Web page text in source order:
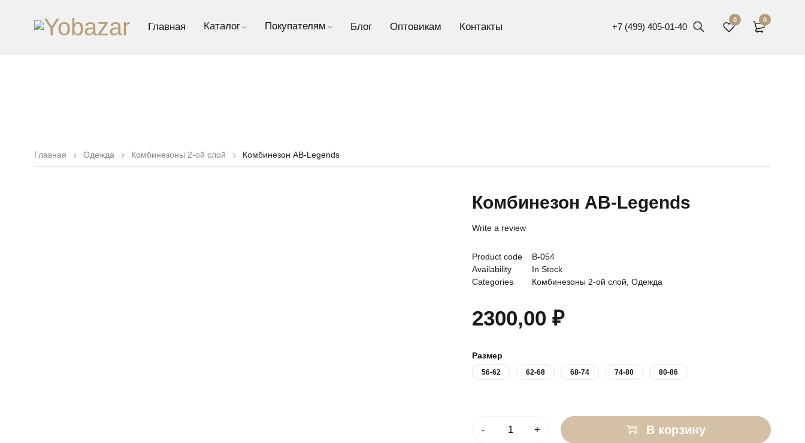
Главная Каталог Покупателям Блог Оптовикам Контакты +7 (499) 405-01-40
0 0
Главная Одежда Комбинезоны 2-ой слой Комбинезон AB-Legends
Комбинезон AB-Legends
Write a review
Product code
В-054
Availability
In Stock
Categories
Комбинезоны 2-ой слой ,Одежда
2300,00₽
Размер
56-62 62-68 68-74 74-80 80-86
В корзину